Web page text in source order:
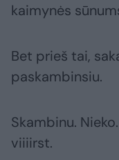
kaimynės
Bet prieš tai,
paskambinsiu.
Skambinu.
viiiirst.